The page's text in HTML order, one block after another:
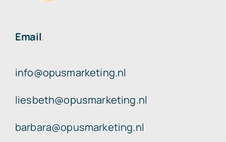
Email.
info@opusmarketing.nl
liesbeth@opusmarketing.nl
barbara@opusmarketing.nl